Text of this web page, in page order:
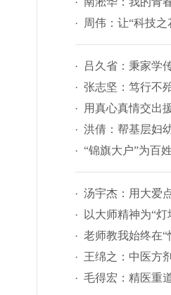
周伟：让“科技
吕久省：秉家学
张志坚：笃行不
用真心真情交出
洪倩：帮基层妇
“锦旗大户”为百
汤宇杰：用大爱
以大师精神为“灯
老师教我始终在“
王绵之：中医方
毛得宏：精医重